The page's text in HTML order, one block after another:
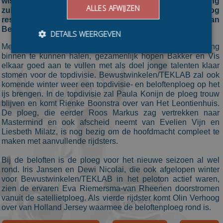
zullen rijdsters Rienke Boonstra en Olin Verhoog
respectievelijke de topdivisie- en beloftenploeg van
Bewustwinkelen/TEKLAB versterken.
Met Johan Bakker denkt de ploeg veel marathonervaring
binnen te kunnen halen, gezamenlijk hopen Bakker en Vis
elkaar goed aan te vullen met als doel jonge talenten klaar
stomen voor de topdivisie. Bewustwinkelen/TEKLAB zal ook
komende winter weer een topdivisie- en beloftenploeg op het
ijs brengen. In de topdivisie zal Paula Konijn de ploeg trouw
blijven en komt Rienke Boonstra over van Het Leontienhuis.
De ploeg, die eerder Roos Markus zag vertrekken naar
Mastermind en ook afscheid neemt van Evelien Vijn en
Liesbeth Milatz, is nog bezig om de hoofdmacht compleet te
maken met aanvullende rijdsters.
Bij de beloften is de ploeg voor het nieuwe seizoen al wel
rond. Iris Jansen en Dewi Nicolai, die ook afgelopen winter
voor Bewustwinkelen/TEKLAB in het peloton actief waren,
zien de ervaren Eva Riemersma-van Rheenen doorstromen
vanuit de satellietploeg. Als vierde rijdster komt Olin Verhoog
over van Holland Jersey waarmee de beloftenploeg rond is.
ALLES AFWIJZEN
DETAILS WEERGEVEN
Bezoekersgegevens Gerichte advertenties
Prestatiecookies worden gebruikt om te zien hoe
bezoekers de website gebruiken, bijv. analytische
cookies. Deze cookies kunnen niet worden gebruikt om
een bepaalde bezoeker direct te identificeren.
Naam
Aanbieder/
Domein
Vervaldatum
.schaatspeloton.nl
maand
name is
asssociated
with Google
Universal
Analytics -
which is a
significant
update to